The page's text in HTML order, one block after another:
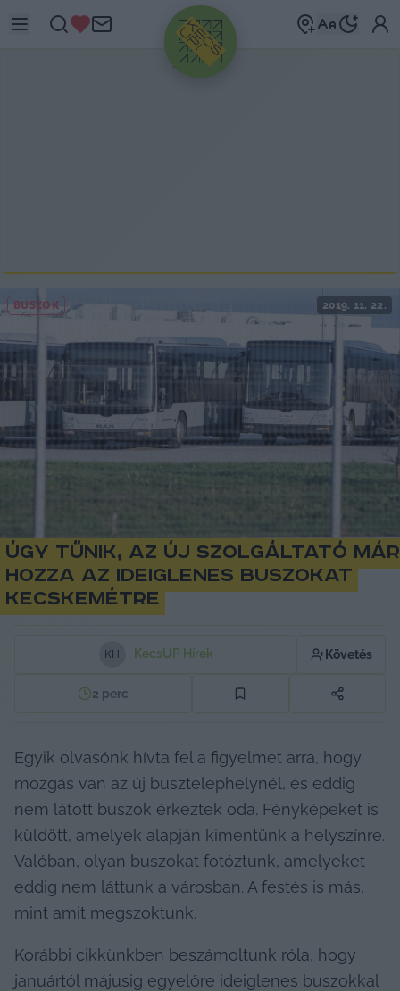
HIRDETÉS
BUSZOK 2019. 11. 22.
Úgy tűnik, az új szolgáltató már
hozza az ideiglenes buszokat
Kecskemétre
KH KecsUP Hírek Követés
2 perc
Egyik olvasónk hívta fel a figyelmet arra, hogy
mozgás van az új busztelephelynél, és eddig
nem látott buszok érkeztek oda. Fényképeket is
küldött, amelyek alapján kimentünk a helyszínre.
Valóban, olyan buszokat fotóztunk, amelyeket
eddig nem láttunk a városban. A festés is más,
mint amit megszoktunk.
Korábbi cikkünkben beszámoltunk róla, hogy
januártól májusig egyelőre ideiglenes buszokkal